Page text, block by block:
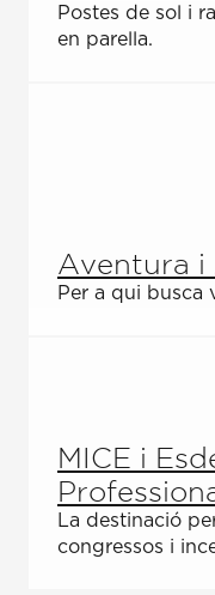
Postes de sol i
en parella.
Aventura i
Per a qui busca
MICE i
La destinació
congressos i